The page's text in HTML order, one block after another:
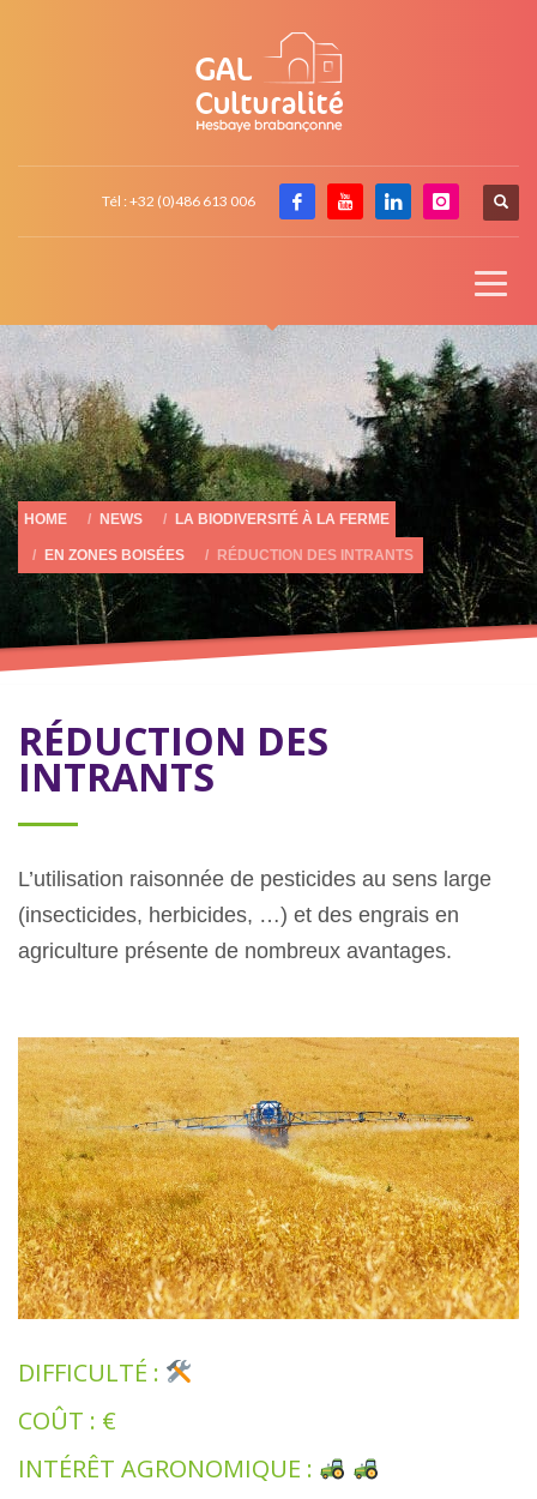
Tél : +32 (0)486 613 006
HOME NEWS LA BIODIVERSITÉ À LA FERME
EN ZONES BOISÉES RÉDUCTION DES INTRANTS
RÉDUCTION DES
INTRANTS
L’utilisation raisonnée de pesticides au sens large
(insecticides, herbicides, …) et des engrais en
agriculture présente de nombreux avantages.
DIFFICULTÉ :
COÛT : €
INTÉRÊT AGRONOMIQUE :